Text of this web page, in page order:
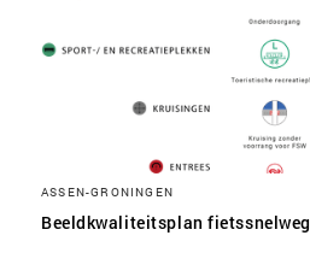
ASSEN-GRONINGEN
Beeldkwaliteitsplan fietssnelweg